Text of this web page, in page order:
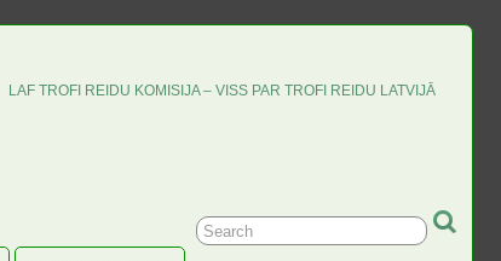
LAF TROFI REIDU KOMISIJA – VISS PAR TROFI REIDU LATVIJĀ